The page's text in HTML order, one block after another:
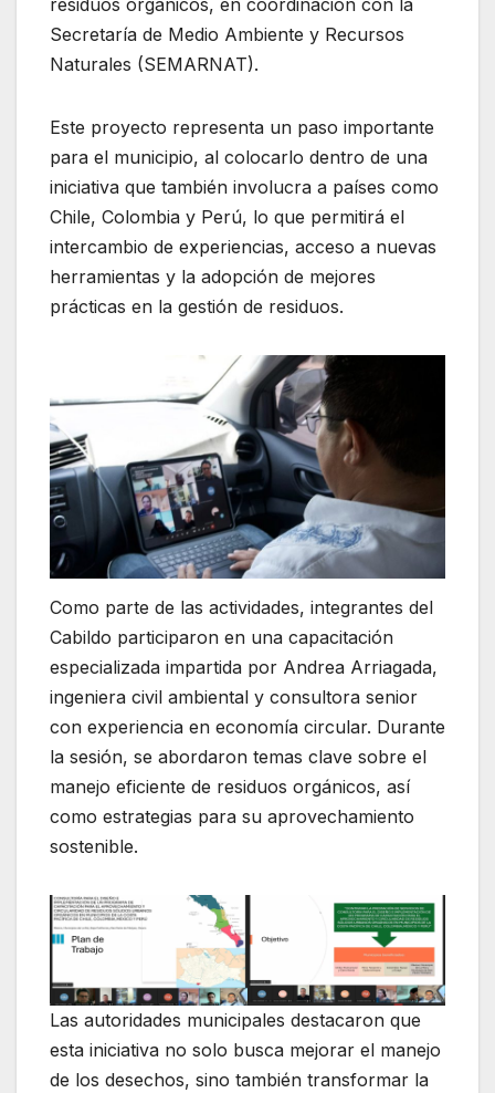
residuos orgánicos, en coordinación con la
Secretaría de Medio Ambiente y Recursos
Naturales (SEMARNAT).
Este proyecto representa un paso importante
para el municipio, al colocarlo dentro de una
iniciativa que también involucra a países como
Chile, Colombia y Perú, lo que permitirá el
intercambio de experiencias, acceso a nuevas
herramientas y la adopción de mejores
prácticas en la gestión de residuos.
Como parte de las actividades, integrantes del
Cabildo participaron en una capacitación
especializada impartida por Andrea Arriagada,
ingeniera civil ambiental y consultora senior
con experiencia en economía circular. Durante
la sesión, se abordaron temas clave sobre el
manejo eficiente de residuos orgánicos, así
como estrategias para su aprovechamiento
sostenible.
Las autoridades municipales destacaron que
esta iniciativa no solo busca mejorar el manejo
de los desechos, sino también transformar la